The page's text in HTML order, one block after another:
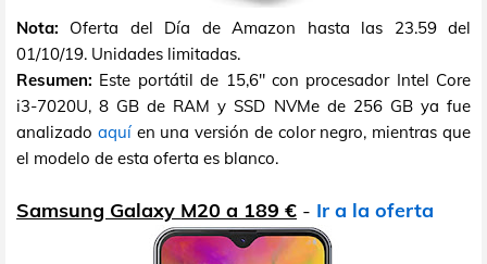
Nota: Oferta del Día de Amazon hasta las 23.59 del
01/10/19. Unidades limitadas.
Resumen: Este portátil de 15,6" con procesador Intel Core
i3-7020U, 8 GB de RAM y SSD NVMe de 256 GB ya fue
analizado aquíen una versión de color negro, mientras que
el modelo de esta oferta es blanco.
Samsung Galaxy M20 a 189 € - Ir a la oferta